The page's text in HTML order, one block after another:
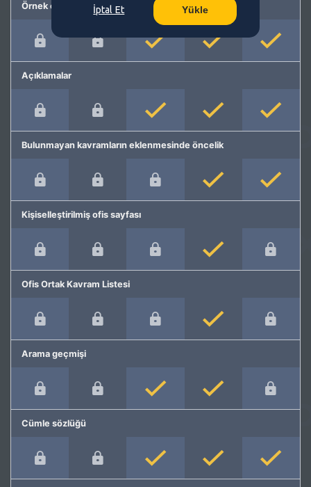
Örnek cümleler
Açıklamalar
Bulunmayan kavramların eklenmesinde öncelik
Kişiselleştirilmiş ofis sayfası
Ofis Ortak Kavram Listesi
Arama geçmişi
Cümle sözlüğü
İptal Et Yükle